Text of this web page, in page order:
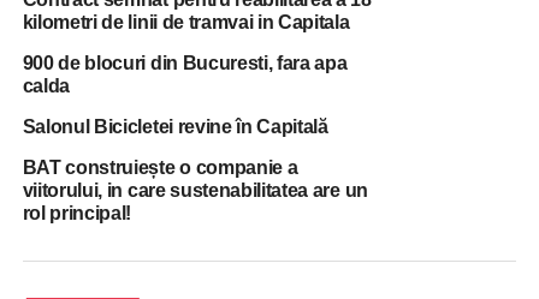
Raed Arafat spune sa nu ne facem planuri de
Crăciun. ”Poate la anul…”
DON'T MISS
N-a stat pe ganduri: Premierul Orban il zboara din
functie pe prefectul Capitalei!
kilometri de linii de tramvai in Capitala
900 de blocuri din Bucuresti, fara apa
calda
Salonul Bicicletei revine în Capitală
BAT construiește o companie a
viitorului, in care sustenabilitatea are un
rol principal!